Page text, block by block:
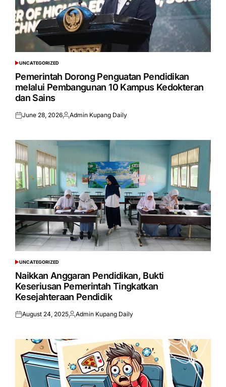
POSTED
IN
UNCATEGORIZED
Pemerintah Dorong Penguatan Pendidikan
melalui Pembangunan 10 Kampus Kedokteran
dan Sains
Posted
June 28, 2026Posted
Admin Kupang Daily
POSTED
IN
UNCATEGORIZED
Naikkan Anggaran Pendidikan, Bukti
Keseriusan Pemerintah Tingkatkan
Kesejahteraan Pendidik
Posted
August 24, 2025Posted
Admin Kupang Daily